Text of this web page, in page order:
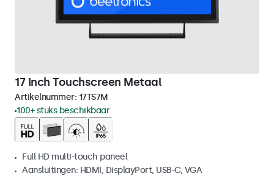
17 Inch Touchscreen Metaal
Artikelnummer: 17TS7M
100+ stuks beschikbaar
Full HD multi-touch paneel
Aansluitingen: HDMI, DisplayPort, USB-C, VGA